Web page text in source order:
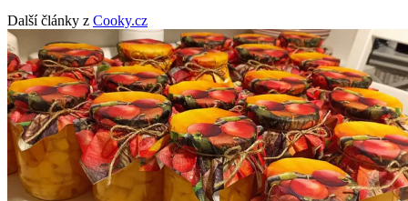
Další články z Cooky.cz